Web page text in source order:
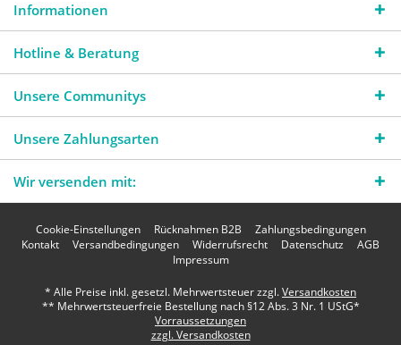
Informationen
Hotline & Beratung
Unsere Communitys
Unsere Zahlungsarten
Wir versenden mit:
Cookie-Einstellungen Rücknahmen B2B
Zahlungsbedingungen
Kontakt
Versandbedingungen Widerrufsrecht Datenschutz
AGB
Impressum
* Alle Preise inkl. gesetzl. Mehrwertsteuer zzgl.Versandkosten
** Mehrwertsteuerfreie Bestellung nach §12 Abs. 3 Nr. 1 UStG*
Vorraussetzungen
zzgl. Versandkosten